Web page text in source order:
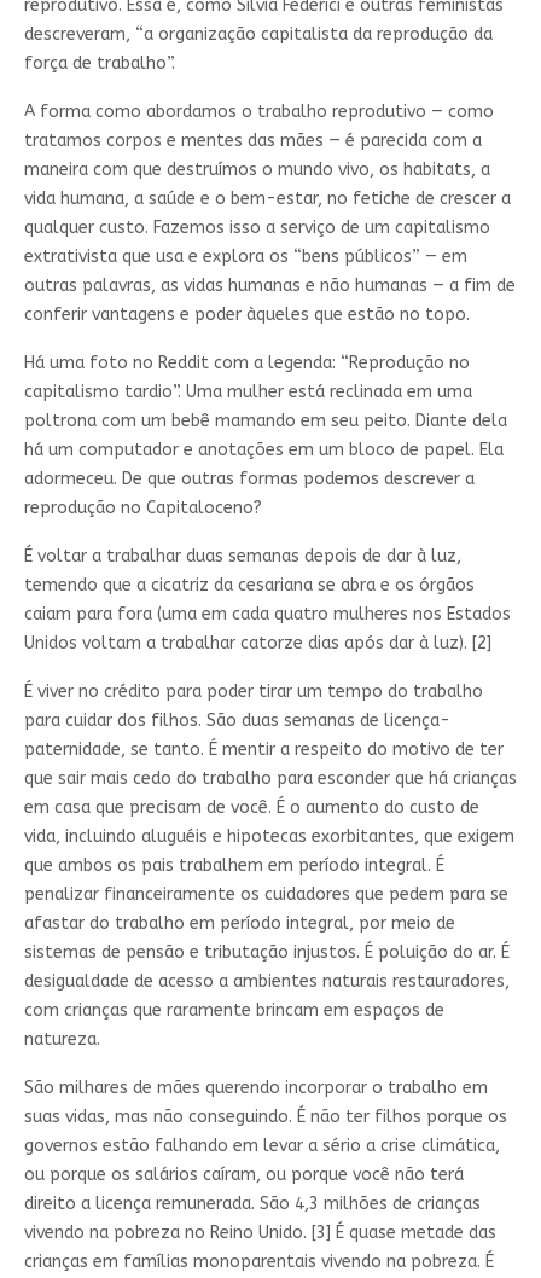
reprodutivo. Essa é, como Silvia Federici e outras feministas
descreveram, “a organização capitalista da reprodução da
força de trabalho”.
A forma como abordamos o trabalho reprodutivo — como
tratamos corpos e mentes das mães — é parecida com a
maneira com que destruímos o mundo vivo, os habitats, a
vida humana, a saúde e o bem-estar, no fetiche de crescer a
qualquer custo. Fazemos isso a serviço de um capitalismo
extrativista que usa e explora os “bens públicos” — em
outras palavras, as vidas humanas e não humanas — a fim de
conferir vantagens e poder àqueles que estão no topo.
Há uma foto no Reddit com a legenda: “Reprodução no
capitalismo tardio”. Uma mulher está reclinada em uma
poltrona com um bebê mamando em seu peito. Diante dela
há um computador e anotações em um bloco de papel. Ela
adormeceu. De que outras formas podemos descrever a
reprodução no Capitaloceno?
É voltar a trabalhar duas semanas depois de dar à luz,
temendo que a cicatriz da cesariana se abra e os órgãos
caiam para fora (uma em cada quatro mulheres nos Estados
Unidos voltam a trabalhar catorze dias após dar à luz). [2]
É viver no crédito para poder tirar um tempo do trabalho
para cuidar dos filhos. São duas semanas de licença-
paternidade, se tanto. É mentir a respeito do motivo de ter
que sair mais cedo do trabalho para esconder que há crianças
em casa que precisam de você. É o aumento do custo de
vida, incluindo aluguéis e hipotecas exorbitantes, que exigem
que ambos os pais trabalhem em período integral. É
penalizar financeiramente os cuidadores que pedem para se
afastar do trabalho em período integral, por meio de
sistemas de pensão e tributação injustos. É poluição do ar. É
desigualdade de acesso a ambientes naturais restauradores,
com crianças que raramente brincam em espaços de
natureza.
São milhares de mães querendo incorporar o trabalho em
suas vidas, mas não conseguindo. É não ter filhos porque os
governos estão falhando em levar a sério a crise climática,
ou porque os salários caíram, ou porque você não terá
direito a licença remunerada. São 4,3 milhões de crianças
vivendo na pobreza no Reino Unido. [3] É quase metade das
crianças em famílias monoparentais vivendo na pobreza. É